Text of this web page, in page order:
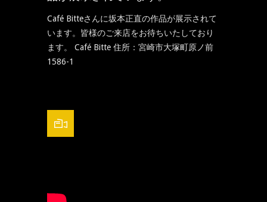
Café Bitteさんに坂本正直の作品が展示されて
います。皆様のご来店をお待ちいたしており
ます。 Café Bitte 住所：宮崎市大塚町原ノ前
1586-1